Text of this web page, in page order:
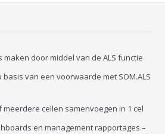
door middel van de ALS functie
van een voorwaarde met SOM.ALS
cellen samenvoegen in 1 cel
en management rapportages –